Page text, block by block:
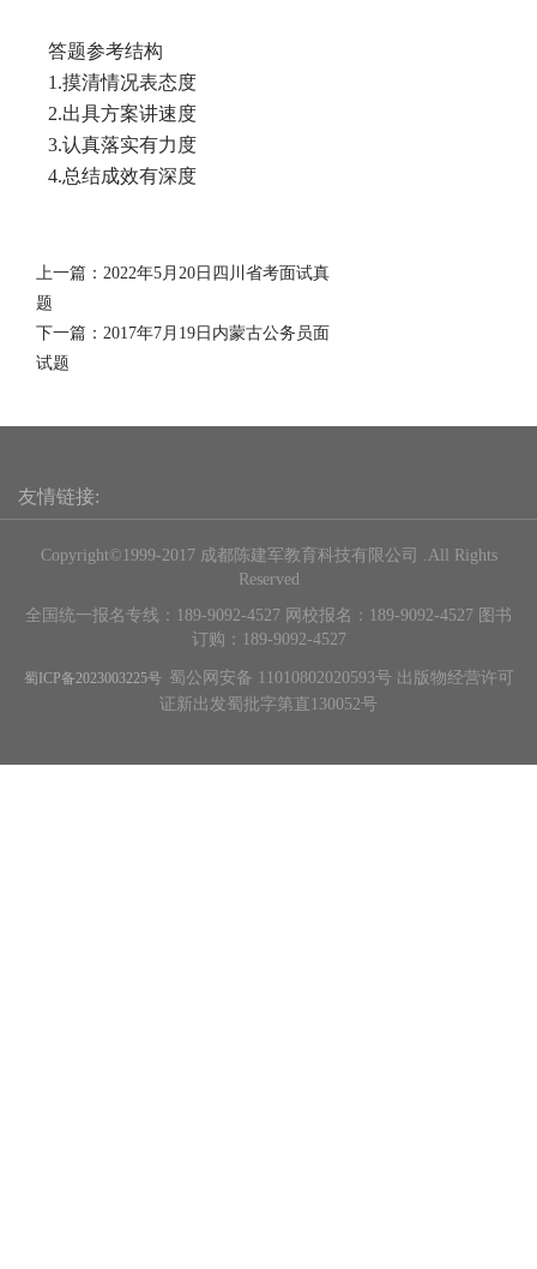
答题参考结构
1.摸清情况表态度
2.出具方案讲速度
3.认真落实有力度
4.总结成效有深度
上一篇： 2022年5月20日四川省考面试真
题
下一篇： 2017年7月19日内蒙古公务员面
试题
友情链接:
Copyright©1999-2017 成都陈建军教育科技有限公司 .All Rights
Reserved
全国统一报名专线：189-9092-4527 网校报名：189-9092-4527 图书
订购：189-9092-4527
蜀ICP备2023003225号 蜀公网安备 11010802020593号 出版物经营许可
证新出发蜀批字第直130052号